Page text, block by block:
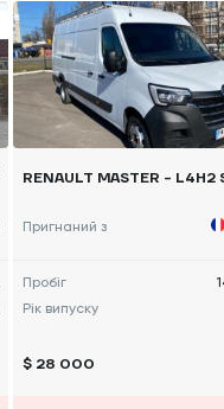
RENAULT MASTER - L4H2
Пригнаний з
Пробіг
Рік випуску
$ 28 000